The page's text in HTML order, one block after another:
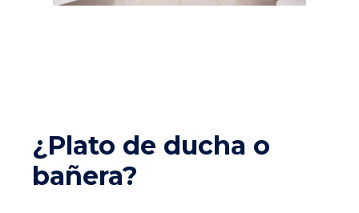
¿Plato de ducha o
bañera?